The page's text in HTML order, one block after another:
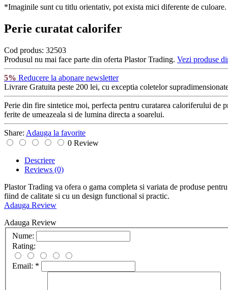
*Imaginile sunt cu titlu orientativ, pot exista mici diferente de culoare.
Perie curatat calorifer
Cod produs: 32503
Produsul nu mai face parte din oferta Plastor Trading. Vezi produse
5% Reducere la abonare newsletter
Livrare Gratuita peste 200 lei, cu exceptia coletelor
Perie din fire sintetice moi, perfecta pentru curatarea caloriferului de
ferite de umeazeala si de lumina directa a soarelui.
Share: Adauga la favorite
0 Review
Descriere
Reviews (0)
Plastor Trading va ofera o gama completa si variata de produse
fiind de calitate si cu un design functional si practic.
Adauga Review
Adauga Review
Nume:
Rating:
Email: *